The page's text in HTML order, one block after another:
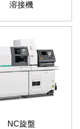
溶接機
NC旋盤